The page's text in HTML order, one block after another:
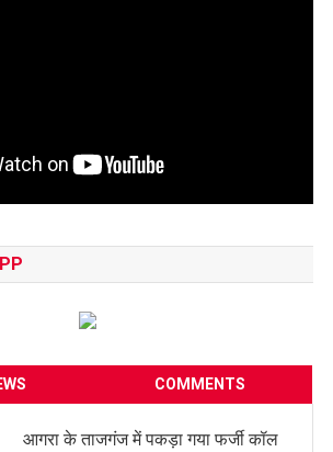
COMMENTS
आगरा के ताजगंज में पकड़ा गया फर्जी कॉल